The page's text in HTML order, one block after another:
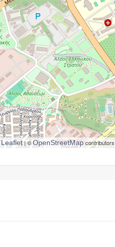
Leaflet| ©OpenStreetMapcontributors